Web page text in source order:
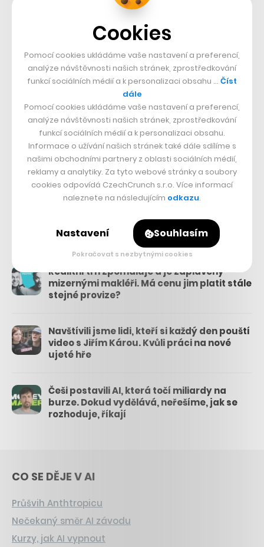
25k
56.4k
26.3k
3.3k
Realitní trh zpomaluje a je zaplavený
mizernými makléři. Má cenu jim platit stále
stejné provize?
Navštívili jsme lidi, kteří si každý den pouští
video s Jiřím Károu. Kvůli práci na nové
ujeté hře
Češi postavili AI, která točí miliardy na
burze. Dokud vydělává, neřešíme, jak se
rozhoduje, říkají
CO SE DĚJE V AI
Průšvih Anthtropicu
Nečekaný směr AI závodu
Kurzy, jak AI vypnout
Cookies
Pomocí cookies ukládáme vaše nastavení a preferencí,
analýze návštěvnosti našich stránek, zprostředkování
funkcí sociálních médií a k personalizaci obsahu … Číst
dále
Pomocí cookies ukládáme vaše nastavení a preferencí,
analýze návštěvnosti našich stránek, zprostředkování
funkcí sociálních médií a k personalizaci obsahu.
Informace o užívání našich stránek také dále sdílíme s
našimi obchodními partnery z oblasti sociálních médií,
reklamy a analytiky. Za tyto webové stránky a soubory
cookies odpovídá CzechCrunch s.r.o. Více informací
naleznete na následujícím odkazu.
Nastavení Souhlasím
Pokračovat s nezbytnými cookies